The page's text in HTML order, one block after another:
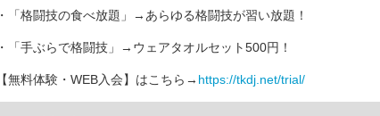
・「格闘技の食べ放題」→あらゆる格闘技が習い放題！
・「手ぶらで格闘技」→ウェアタオルセット500円！
【無料体験・WEB入会】はこちら→ https://tkdj.net/trial/